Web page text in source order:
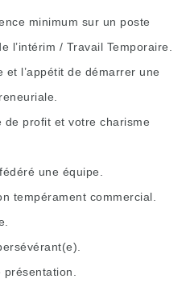
minimum sur un poste
l’intérim / Travail Temporaire.
et l’appétit de démarrer une
de profit et votre charisme
une équipe.
tempérament commercial.
présentation.